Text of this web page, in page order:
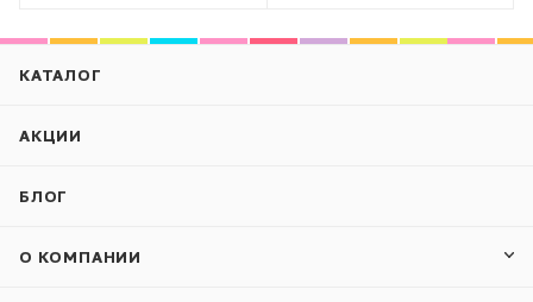
КАТАЛОГ
АКЦИИ
БЛОГ
О КОМПАНИИ